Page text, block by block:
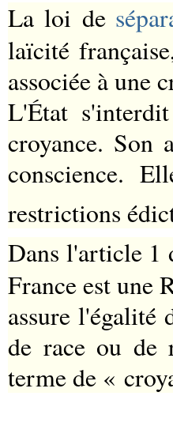
La loi de
laïcité
associée à une
L'État
croyance.
conscience.
restrictions
Dans l'article 1
France est une
assure l'égalité
de race ou de
terme de «